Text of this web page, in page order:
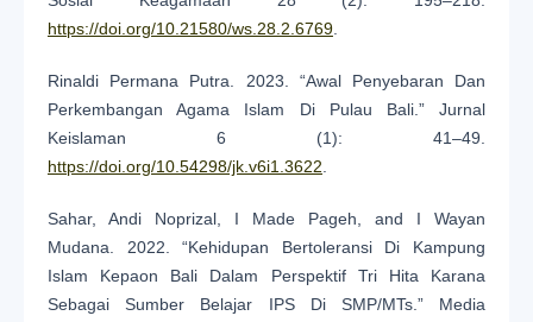
https://doi.org/10.21580/ws.28.2.6769.
Rinaldi Permana Putra. 2023. “Awal Penyebaran Dan
Perkembangan Agama Islam Di Pulau Bali.” Jurnal
Keislaman 6 (1): 41–49.
https://doi.org/10.54298/jk.v6i1.3622.
Sahar, Andi Noprizal, I Made Pageh, and I Wayan
Mudana. 2022. “Kehidupan Bertoleransi Di Kampung
Islam Kepaon Bali Dalam Perspektif Tri Hita Karana
Sebagai Sumber Belajar IPS Di SMP/MTs.” Media